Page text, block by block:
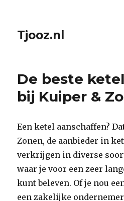
Tjooz.nl
De beste
bij Kuiper &
Een ketel aanschaffen?
Zonen, de aanbieder in
verkrijgen in diverse
waar je voor een zeer
kunt beleven. Of je nou
een zakelijke